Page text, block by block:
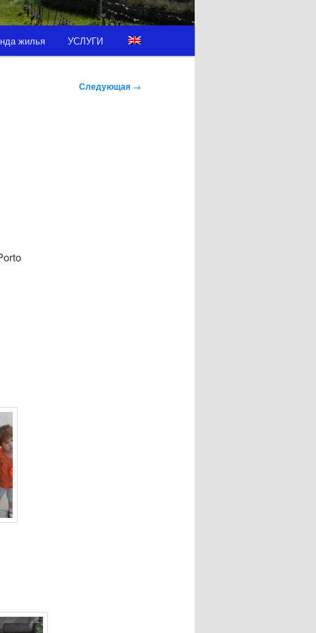
жилья УСЛУГИ
Следующая →